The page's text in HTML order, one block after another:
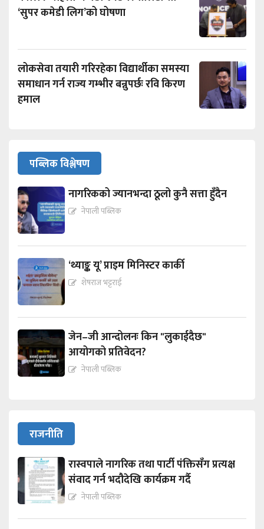
‘सुपर कमेडी लिग’को घोषणा
लोकसेवा तयारी गरिरहेका विद्यार्थीका समस्या
समाधान गर्न राज्य गम्भीर बन्नुपर्छः रवि किरण
हमाल
पब्लिक विश्लेषण
नागरिकको ज्यानभन्दा ठूलो कुनै सत्ता हुँदैन
नेपाली पब्लिक
‘थ्याङ्क यू’ प्राइम मिनिस्टर कार्की
शेषराज भट्टराई
जेन–जी आन्दोलनः किन "लुकाईदैछ"
आयोगको प्रतिवेदन?
नेपाली पब्लिक
राजनीति
रास्वपाले नागरिक तथा पार्टी पंक्तिसँग प्रत्यक्ष
संवाद गर्न भदौदेखि कार्यक्रम गर्दै
नेपाली पब्लिक